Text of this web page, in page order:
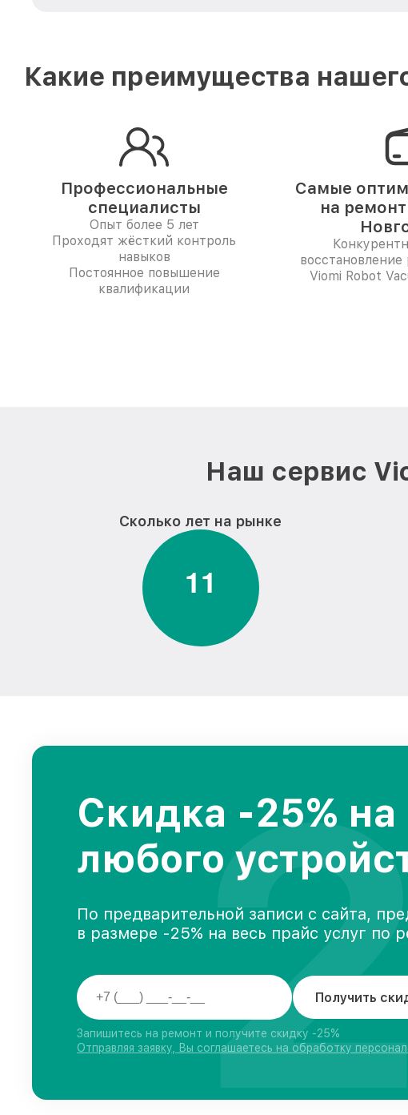
Какие преимущества
Профессиональные
специалисты
Опыт более 5 лет
Проходят жёсткий контроль
навыков
Постоянное повышение
квалификации
Самые
на
восстановление
Viomi Robot
Наш сервис
Сколько лет на рынке
11
Скидка -25%
любого
По предварительной записи с сайта,
в размере -25% на весь прайс услуг по
Получить
Запишитесь на ремонт и получите скидку -25%
Отправляя заявку, Вы соглашаетесь на обработку